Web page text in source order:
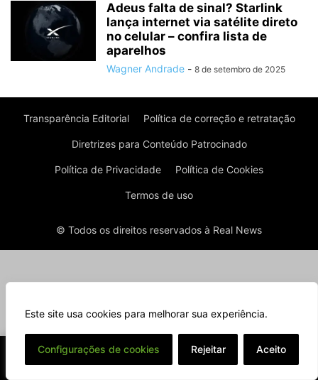
Este site usa cookies para melhorar sua experiência.
Configurações de cookies Rejeitar Aceito
Adeus falta de sinal? Starlink
lança internet via satélite direto
no celular – confira lista de
aparelhos
Wagner Andrade - 8 de setembro de 2025
Transparência Editorial Política de correção e retratação
Diretrizes para Conteúdo Patrocinado
Política de Privacidade Política de Cookies
Termos de uso
© Todos os direitos reservados à Real News